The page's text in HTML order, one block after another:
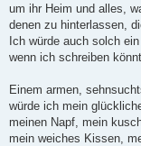
um ihr Heim und alles,
denen zu hinterlassen,
Ich würde auch solch
wenn ich schreiben
Einem armen,
würde ich mein
meinen Napf, mein
mein weiches Kissen,